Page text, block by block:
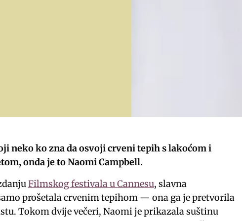
neko ko zna da osvoji crveni tepih s lakoćom i
onda je to Naomi Campbell.
Filmskog festivala u Cannesu, slavna
prošetala crvenim tepihom — ona ga je pretvorila
Tokom dvije večeri, Naomi je prikazala suštinu